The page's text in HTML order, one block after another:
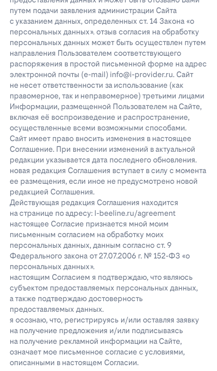
путем подачи заявления администрации Сайта
с указанием данных, определенных ст. 14 Закона «о
персональных данных». отзыв согласия на обработку
персональных данных может быть осуществлен путем
направления Пользователем соответствующего
распоряжения в простой письменной форме на адрес
электронной почты (e-mail) info@i-provider.ru. Сайт
не несет ответственности за использование (как
правомерное, так и неправомерное) третьими лицами
Информации, размещенной Пользователем на Сайте,
включая её воспроизведение и распространение,
осуществленные всеми возможными способами.
Сайт имеет право вносить изменения в настоящее
Соглашение. При внесении изменений в актуальной
редакции указывается дата последнего обновления.
новая редакция Соглашения вступает в силу с момента
ее размещения, если иное не предусмотрено новой
редакцией Соглашения.
Действующая редакция Соглашения находится
на странице по адресу: l-beeline.ru/agreement
настоящее Согласие признается мной моим
письменным согласием на обработку моих
персональных данных, данным согласно ст. 9
Федерального закона от 27.07.2006 г. № 152-ФЗ «о
персональных данных».
настоящим Согласием я подтверждаю, что являюсь
субъектом предоставляемых персональных данных,
а также подтверждаю достоверность
предоставляемых данных.
я осознаю, что, регистрируясь и/или оставляя заявку
на получение предложения и/или подписываясь
на получение рекламной информации на Сайте,
означает мое письменное согласие с условиями,
описанными в настоящем Согласии.